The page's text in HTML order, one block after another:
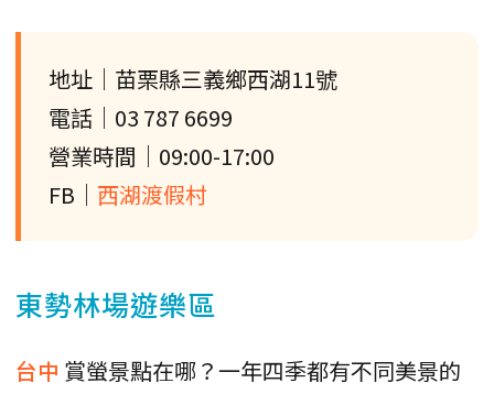
地址｜苗栗縣三義鄉西湖11號
電話｜03 787 6699
營業時間｜09:00-17:00
FB｜ 西湖渡假村
東勢林場遊樂區
台中 賞螢景點在哪？一年四季都有不同美景的